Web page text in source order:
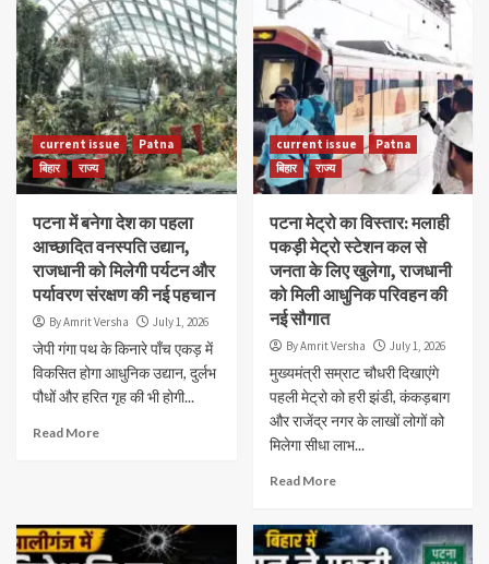
current issue
Patna
बिहार
राज्य
पटना में बनेगा देश का पहला
आच्छादित वनस्पति उद्यान,
राजधानी को मिलेगी पर्यटन और
पर्यावरण संरक्षण की नई पहचान
By Amrit Versha July 1, 2026
जेपी गंगा पथ के किनारे पाँच एकड़ में
विकसित होगा आधुनिक उद्यान, दुर्लभ
पौधों और हरित गृह की भी होगी...
Read More
current issue
Patna
बिहार
राज्य
पटना मेट्रो का विस्तार: मलाही
पकड़ी मेट्रो स्टेशन कल से
जनता के लिए खुलेगा, राजधानी
को मिली आधुनिक परिवहन की
नई सौगात
By Amrit Versha July 1, 2026
मुख्यमंत्री सम्राट चौधरी दिखाएंगे
पहली मेट्रो को हरी झंडी, कंकड़बाग
और राजेंद्र नगर के लाखों लोगों को
मिलेगा सीधा लाभ...
Read More